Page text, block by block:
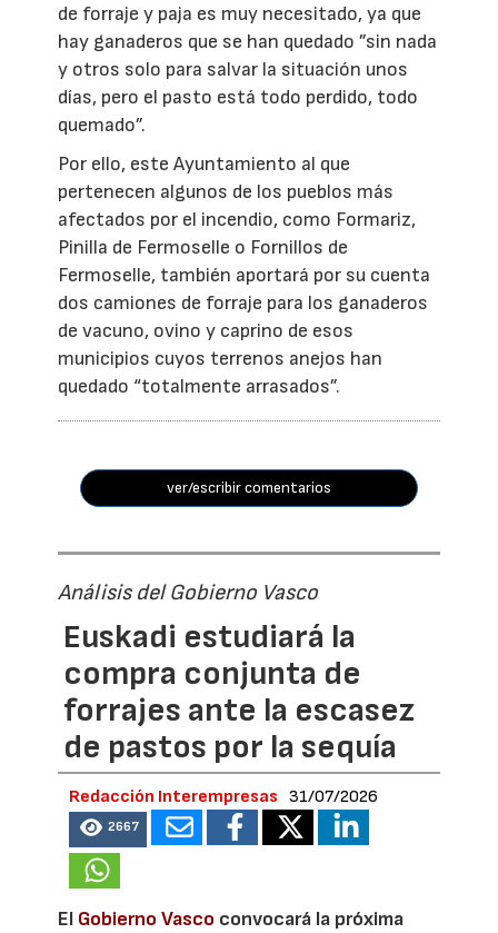
de forraje y paja es muy necesitado, ya que
hay ganaderos que se han quedado ”sin nada
y otros solo para salvar la situación unos
días, pero el pasto está todo perdido, todo
quemado”.
Por ello, este Ayuntamiento al que
pertenecen algunos de los pueblos más
afectados por el incendio, como Formariz,
Pinilla de Fermoselle o Fornillos de
Fermoselle, también aportará por su cuenta
dos camiones de forraje para los ganaderos
de vacuno, ovino y caprino de esos
municipios cuyos terrenos anejos han
quedado “totalmente arrasados”.
ver/escribir comentarios
Análisis del Gobierno Vasco
Euskadi estudiará la
compra conjunta de
forrajes ante la escasez
de pastos por la sequía
Redacción Interempresas 31/07/2026
2667
El Gobierno Vasco convocará la próxima